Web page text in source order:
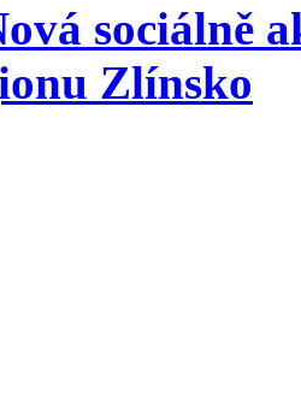
sociálně
Zlínsko